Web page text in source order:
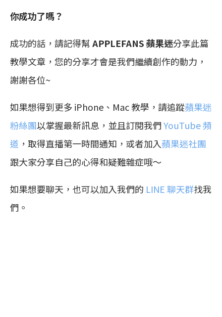
你成功了嗎？
成功的話，請記得幫APPLEFANS 蘋果迷分享此篇
教學文章，您的分享才會是我們繼續創作的動力，
謝謝各位~
如果想得到更多 iPhone、Mac 教學，請追蹤蘋果迷
粉絲團以掌握最新訊息，並且訂閱我們YouTube 頻
道 ，取得直播第一時間通知，或者加入蘋果迷社團
跟大家分享自己的心得和疑難雜症哦～
如果想要聊天，也可以加入我們的 LINE 聊天群找我
們。